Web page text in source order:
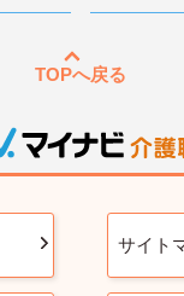
TOPへ戻る
サイト